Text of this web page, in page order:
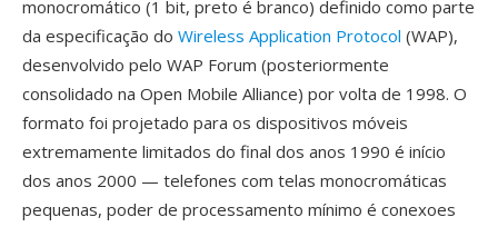
monocromático (1 bit, preto é branco) definido como parte
da especificação do Wireless Application Protocol (WAP),
desenvolvido pelo WAP Forum (posteriormente
consolidado na Open Mobile Alliance) por volta de 1998. O
formato foi projetado para os dispositivos móveis
extremamente limitados do final dos anos 1990 é início
dos anos 2000 — telefones com telas monocromáticas
pequenas, poder de processamento mínimo é conexoes